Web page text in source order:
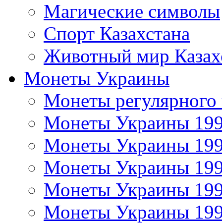
Магические символы
Спорт Казахстана
Животный мир
Монеты Украины
Монеты регулярного
Монеты Украины
Монеты Украины
Монеты Украины
Монеты Украины
Монеты Украины